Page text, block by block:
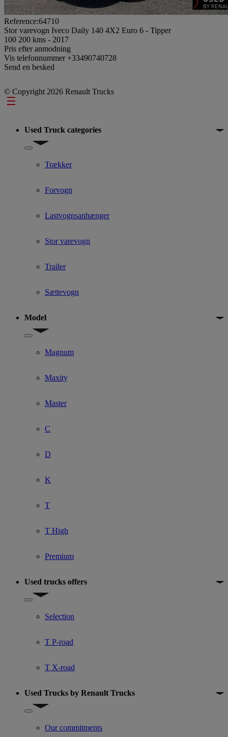
Reference:64710
Stor varevogn Iveco Daily 140 4X2 Euro 6 - Tipper
100 200 kms - 2017
Pris efter anmodning
Vis telefonnummer +33490740728
Send en besked
© Copyright 2026 Renault Trucks
Footer
Used Truck categories
Show submenu for Used Truck categories
Trækker
Forvogn
Lastvognsanhænger
Stor varevogn
Trailer
Sættevogn
Model
Show submenu for Model
Magnum
Maxity
Master
C
D
K
T
T High
Premium
Used trucks offers
Show submenu for Used trucks offers
Selection
T P-road
T X-road
Used Trucks by Renault Trucks
Show submenu for Used Trucks by Renault Trucks
Our commitments